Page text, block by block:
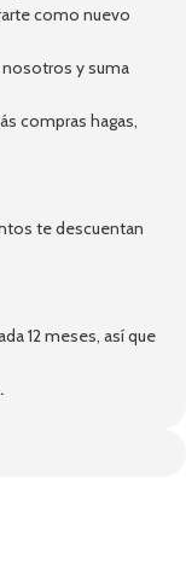
como nuevo
nosotros y suma
compras hagas,
te descuentan
12 meses, así que
.